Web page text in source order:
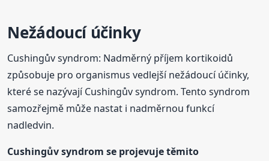
Nežádoucí účinky
Cushingův syndrom: Nadměrný příjem kortikoidů
způsobuje pro organismus vedlejší nežádoucí účinky,
které se nazývají Cushingův syndrom. Tento syndrom
samozřejmě může nastat i nadměrnou funkcí
nadledvin.
Cushingův syndrom se projevuje těmito